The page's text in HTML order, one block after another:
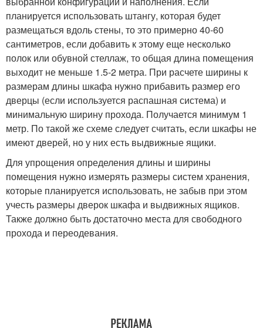
планируется использовать штангу, которая будет
размещаться вдоль стены, то это примерно 40-60
сантиметров, если добавить к этому еще несколько
полок или обувной стеллаж, то общая длина помещения
выходит не меньше 1.5-2 метра. При расчете ширины к
размерам длины шкафа нужно прибавить размер его
дверцы (если используется распашная система) и
минимальную ширину прохода. Получается минимум 1
метр. По такой же схеме следует считать, если шкафы не
имеют дверей, но у них есть выдвижные ящики.
Для упрощения определения длины и ширины
помещения нужно измерять размеры систем хранения,
которые планируется использовать, не забыв при этом
учесть размеры дверок шкафа и выдвижных ящиков.
Также должно быть достаточно места для свободного
прохода и переодевания.